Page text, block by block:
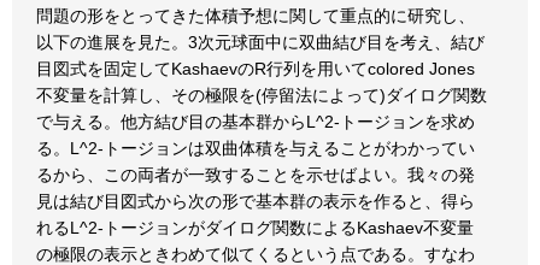
問題の形をとってきた体積予想に関して重点的に研究し、
以下の進展を見た。3次元球面中に双曲結び目を考え、結び
目図式を固定してKashaevのR行列を用いてcolored Jones
不変量を計算し、その極限を(停留法によって)ダイログ関数
で与える。他方結び目の基本群からL^2-トージョンを求め
る。L^2-トージョンは双曲体積を与えることがわかってい
るから、この両者が一致することを示せばよい。我々の発
見は結び目図式から次の形で基本群の表示を作ると、得ら
れるL^2-トージョンがダイログ関数によるKashaev不変量
の極限の表示ときわめて似てくるという点である。すなわ